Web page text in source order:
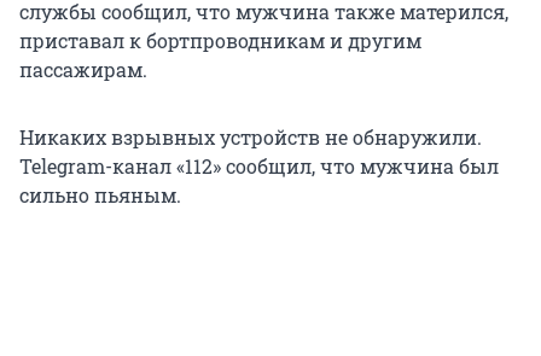
службы сообщил, что мужчина также матерился,
приставал к бортпроводникам и другим
пассажирам.
Никаких взрывных устройств не обнаружили.
Telegram-канал «112» сообщил, что мужчина был
сильно пьяным.